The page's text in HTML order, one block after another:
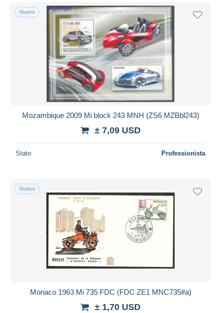
Nuovo
Mozambique 2009 Mi block 243 MNH (ZS6 MZBbl243)
± 7,09 USD
Stato Professionista
Nuovo
Monaco 1963 Mi 735 FDC (FDC ZE1 MNC735#a)
± 1,70 USD